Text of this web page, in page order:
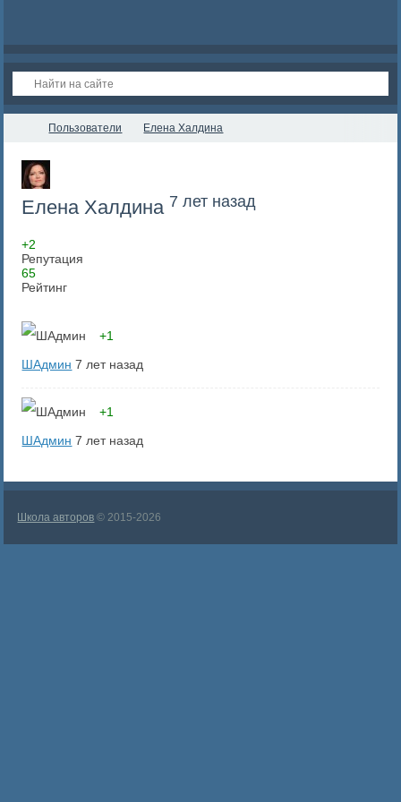
Пользователи Елена Халдина
Елена Халдина 7 лет назад
+2
Репутация
65
Рейтинг
+1
ШАдмин 7 лет назад
+1
ШАдмин 7 лет назад
Школа авторов © 2015-2026